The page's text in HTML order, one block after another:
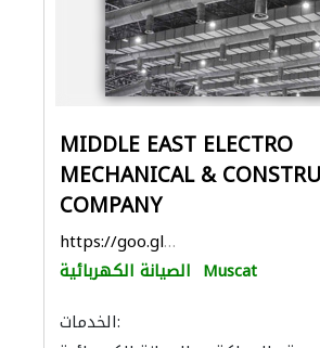
MIDDLE EAST ELECTRO
MECHANICAL &
COMPANY
https://goo.gl/maps/NGurAX6Pdr7hnX3z7
الصيانة الكهربائية Muscat
الخدمات: